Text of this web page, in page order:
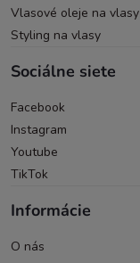
Vlasové oleje na vlasy
Styling na vlasy
Sociálne siete
Facebook
Instagram
Youtube
TikTok
Informácie
O nás